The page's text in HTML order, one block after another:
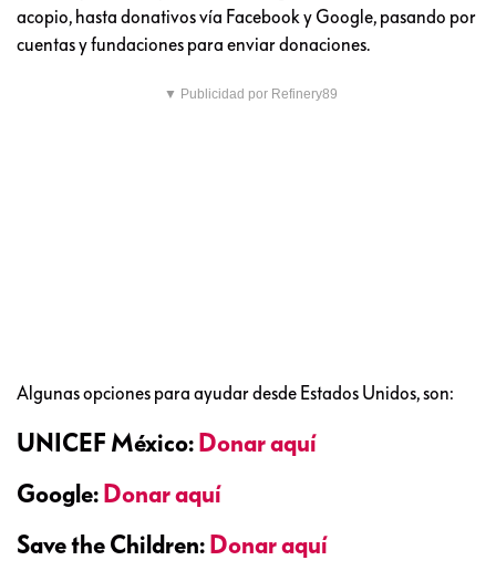
acopio, hasta donativos vía Facebook y Google, pasando por
cuentas y fundaciones para enviar donaciones.
▼ Publicidad por Refinery89
Algunas opciones para ayudar desde Estados Unidos, son:
UNICEF México: Donar aquí
Google: Donar aquí
Save the Children: Donar aquí